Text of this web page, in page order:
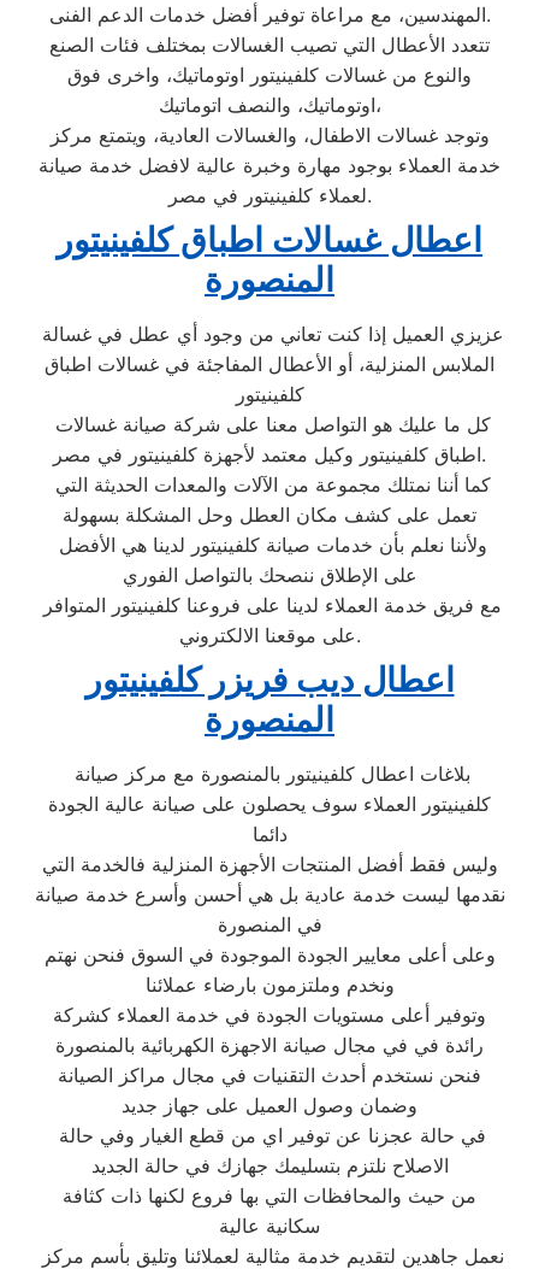
المهندسين، مع مراعاة توفير أفضل خدمات الدعم الفنى.
تتعدد الأعطال التي تصيب الغسالات بمختلف فئات الصنع
والنوع من غسالات كلفينيتور اوتوماتيك، واخرى فوق
اوتوماتيك، والنصف اتوماتيك،
وتوجد غسالات الاطفال، والغسالات العادية، ويتمتع مركز
خدمة العملاء بوجود مهارة وخبرة عالية لافضل خدمة صيانة
لعملاء كلفينيتور في مصر.
اعطال غسالات اطباق كلفينيتور
المنصورة
الملابس المنزلية، أو الأعطال المفاجئة في غسالات اطباق
كلفينيتور
اطباق كلفينيتور وكيل معتمد لأجهزة كلفينيتور في مصر.
تعمل على كشف مكان العطل وحل المشكلة بسهولة
على الإطلاق ننصحك بالتواصل الفوري
على موقعنا الالكتروني.
اعطال ديب فريزر كلفينيتور
المنصورة
كلفينيتور العملاء سوف يحصلون على صيانة عالية الجودة
دائما
وليس فقط أفضل المنتجات الأجهزة المنزلية فالخدمة التي
نقدمها ليست خدمة عادية بل هي أحسن وأسرع خدمة صيانة
في المنصورة
وعلى أعلى معايير الجودة الموجودة في السوق فنحن نهتم
ونخدم وملتزمون بارضاء عملائنا
وتوفير أعلى مستويات الجودة في خدمة العملاء كشركة
رائدة في في مجال صيانة الاجهزة الكهربائية بالمنصورة
فنحن نستخدم أحدث التقنيات في مجال مراكز الصيانة
وضمان وصول العميل على جهاز جديد
الاصلاح نلتزم بتسليمك جهازك في حالة الجديد
من حيث والمحافظات التي بها فروع لكنها ذات كثافة
سكانية عالية